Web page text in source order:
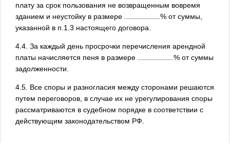
плату за срок пользования не возвращенным вовремя
зданием и неустойку в размере
% от суммы,
указанной в п.1.3 настоящего договора.
4.4. За каждый день просрочки перечисления арендной
платы начисляется пеня в размере
% от суммы
задолженности.
4.5. Все споры и разногласия между сторонами решаются
путем переговоров, в случае их не урегулирования споры
рассматриваются в судебном порядке в соответствии с
действующим законодательством РФ.